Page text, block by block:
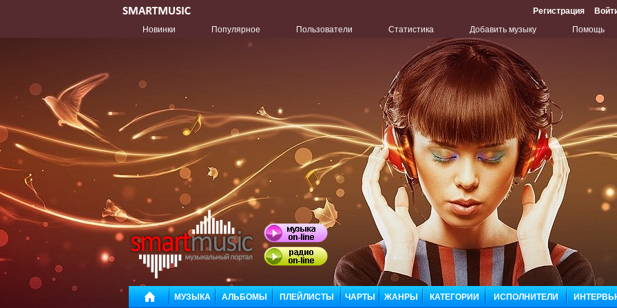
Регистрация
Новинки
Популярное Пользователи Статистика Добавить музыку Помощь
МУЗЫКА АЛЬБОМЫ ПЛЕЙЛИСТЫ ЧАРТЫ ЖАНРЫ КАТЕГОРИИ ИСПОЛНИТЕЛИ